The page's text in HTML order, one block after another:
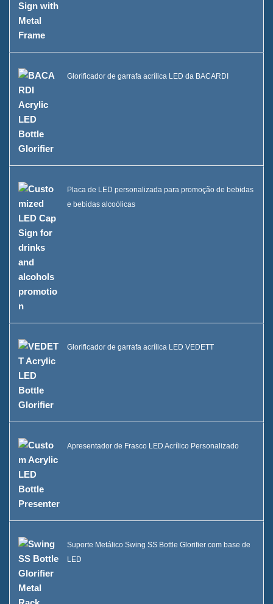
Glorificador de garrafa acrílica LED da BACARDI
Placa de LED personalizada para promoção de bebidas
e bebidas alcoólicas
Glorificador de garrafa acrílica LED VEDETT
Apresentador de Frasco LED Acrílico Personalizado
Suporte Metálico Swing SS Bottle Glorifier com base de
LED